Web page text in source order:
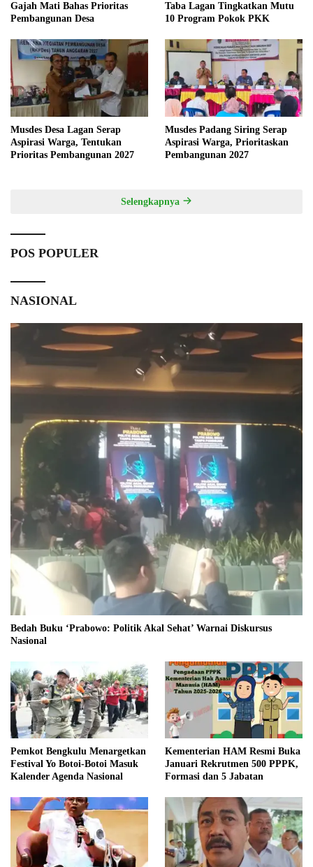
Gajah Mati Bahas Prioritas
Pembangunan Desa
Taba Lagan Tingkatkan Mutu
10 Program Pokok PKK
Musdes Desa Lagan Serap
Aspirasi Warga, Tentukan
Prioritas Pembangunan 2027
Musdes Padang Siring Serap
Aspirasi Warga, Prioritaskan
Pembangunan 2027
Selengkapnya
POS POPULER
NASIONAL
Bedah Buku ‘Prabowo: Politik Akal Sehat’ Warnai Diskursus
Nasional
Pemkot Bengkulu Menargetkan
Festival Yo Botoi-Botoi Masuk
Kalender Agenda Nasional
Kementerian HAM Resmi Buka
Januari Rekrutmen 500 PPPK,
Formasi dan 5 Jabatan